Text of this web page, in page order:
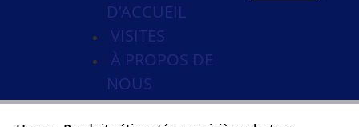
D’ACCUEIL
VISITES
À PROPOS DE
NOUS